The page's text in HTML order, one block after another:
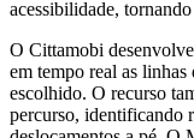
acessibilidade,
O Cittamobi
em tempo real as
escolhido. O recurso
percurso, identificando